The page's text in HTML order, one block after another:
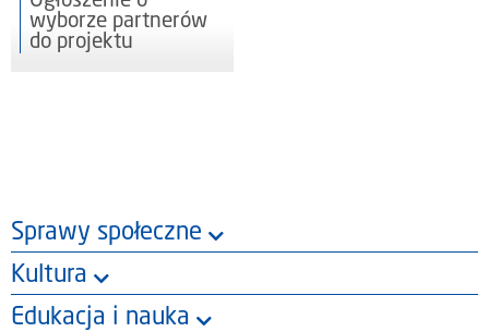
Sprawy społeczne
Kultura
Edukacja i nauka
wyborze partnerów
do projektu